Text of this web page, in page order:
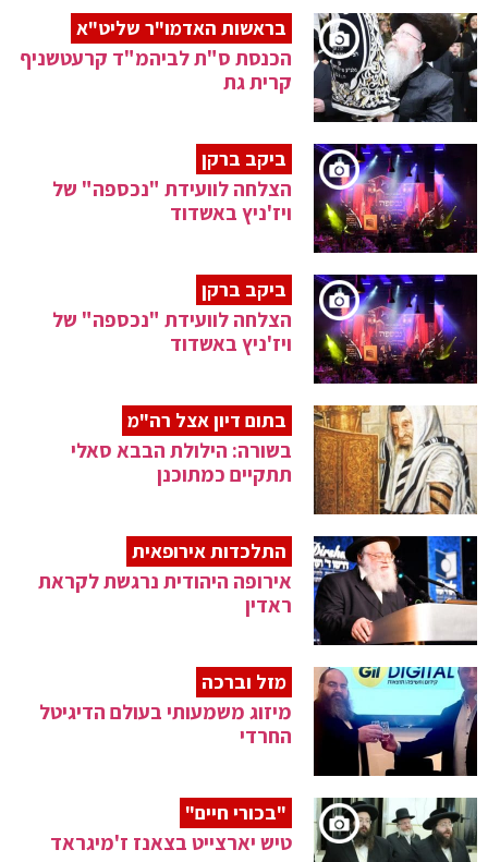
בראשות האדמו"ר שליט"א
הכנסת ס"ת לביהמ"ד קרעטשניף
קרית גת
ביקב ברקן
הצלחה לוועידת "נכספה" של
ויז'ניץ באשדוד
ביקב ברקן
הצלחה לוועידת "נכספה" של
ויז'ניץ באשדוד
בתום דיון אצל רה"מ
בשורה: הילולת הבבא סאלי
תתקיים כמתוכנן
התלכדות אירופאית
אירופה היהודית נרגשת לקראת
ראדין
מזל וברכה
מיזוג משמעותי בעולם הדיגיטל
החרדי
"בכורי חיים"
טיש יארצייט בצאנז ז'מיגראד